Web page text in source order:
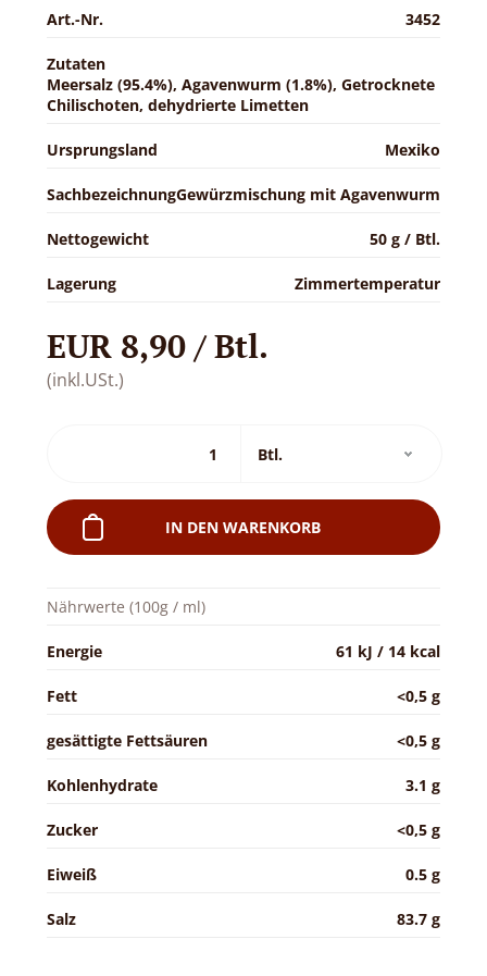
Art.-Nr. 3452
Zutaten
Meersalz (95.4%), Agavenwurm (1.8%), Getrocknete
Chilischoten, dehydrierte Limetten
Ursprungsland Mexiko
SachbezeichnungGewürzmischung mit Agavenwurm
Nettogewicht 50 g / Btl.
Lagerung Zimmertemperatur
EUR 8,90 / Btl.
(inkl.USt.)
IN DEN WARENKORB
Nährwerte (100g / ml)
Energie 61 kJ / 14 kcal
Fett <0,5 g
gesättigte Fettsäuren <0,5 g
Kohlenhydrate 3.1 g
Zucker <0,5 g
Eiweiß 0.5 g
Salz 83.7 g